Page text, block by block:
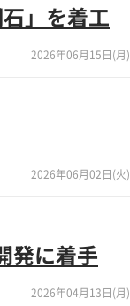
」を着工
2026年06月15日(月)
2026年06月02日(火)
発に着手
2026年04月13日(月)